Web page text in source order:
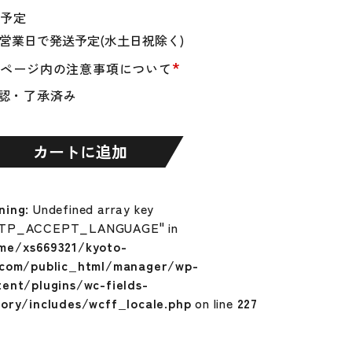
ージ内の注意事項について*
・了承済み
定
カートに追加
: Undefined array key
in
xs669321/kyoto-
public_html/manager/wp-
plugins/wc-fields-
includes/wcff_locale.php on line 227